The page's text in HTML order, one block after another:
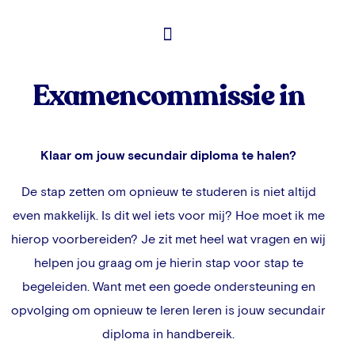
Examencommissie in
Klaar om jouw secundair diploma te halen?
De stap zetten om opnieuw te studeren is niet altijd
even makkelijk. Is dit wel iets voor mij? Hoe moet ik me
hierop voorbereiden? Je zit met heel wat vragen en wij
helpen jou graag om je hierin stap voor stap te
begeleiden. Want met een goede ondersteuning en
opvolging om opnieuw te leren leren is jouw secundair
diploma in handbereik.